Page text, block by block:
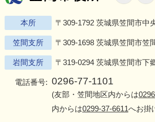
本所 〒309-1792 茨城県笠間市中
笠間支所 〒309-1698 茨城県笠間市笠
岩間支所 〒319-0294 茨城県笠間市下
電話番号: 0296-77-1101
(友部・笠間地区内からは
内からは0299-37-6611へお掛